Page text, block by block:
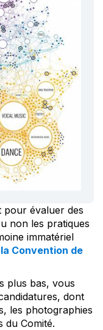
pour évaluer des
non les pratiques
immatériel
Convention de
plus bas, vous
dont
les photographies
du Comité.